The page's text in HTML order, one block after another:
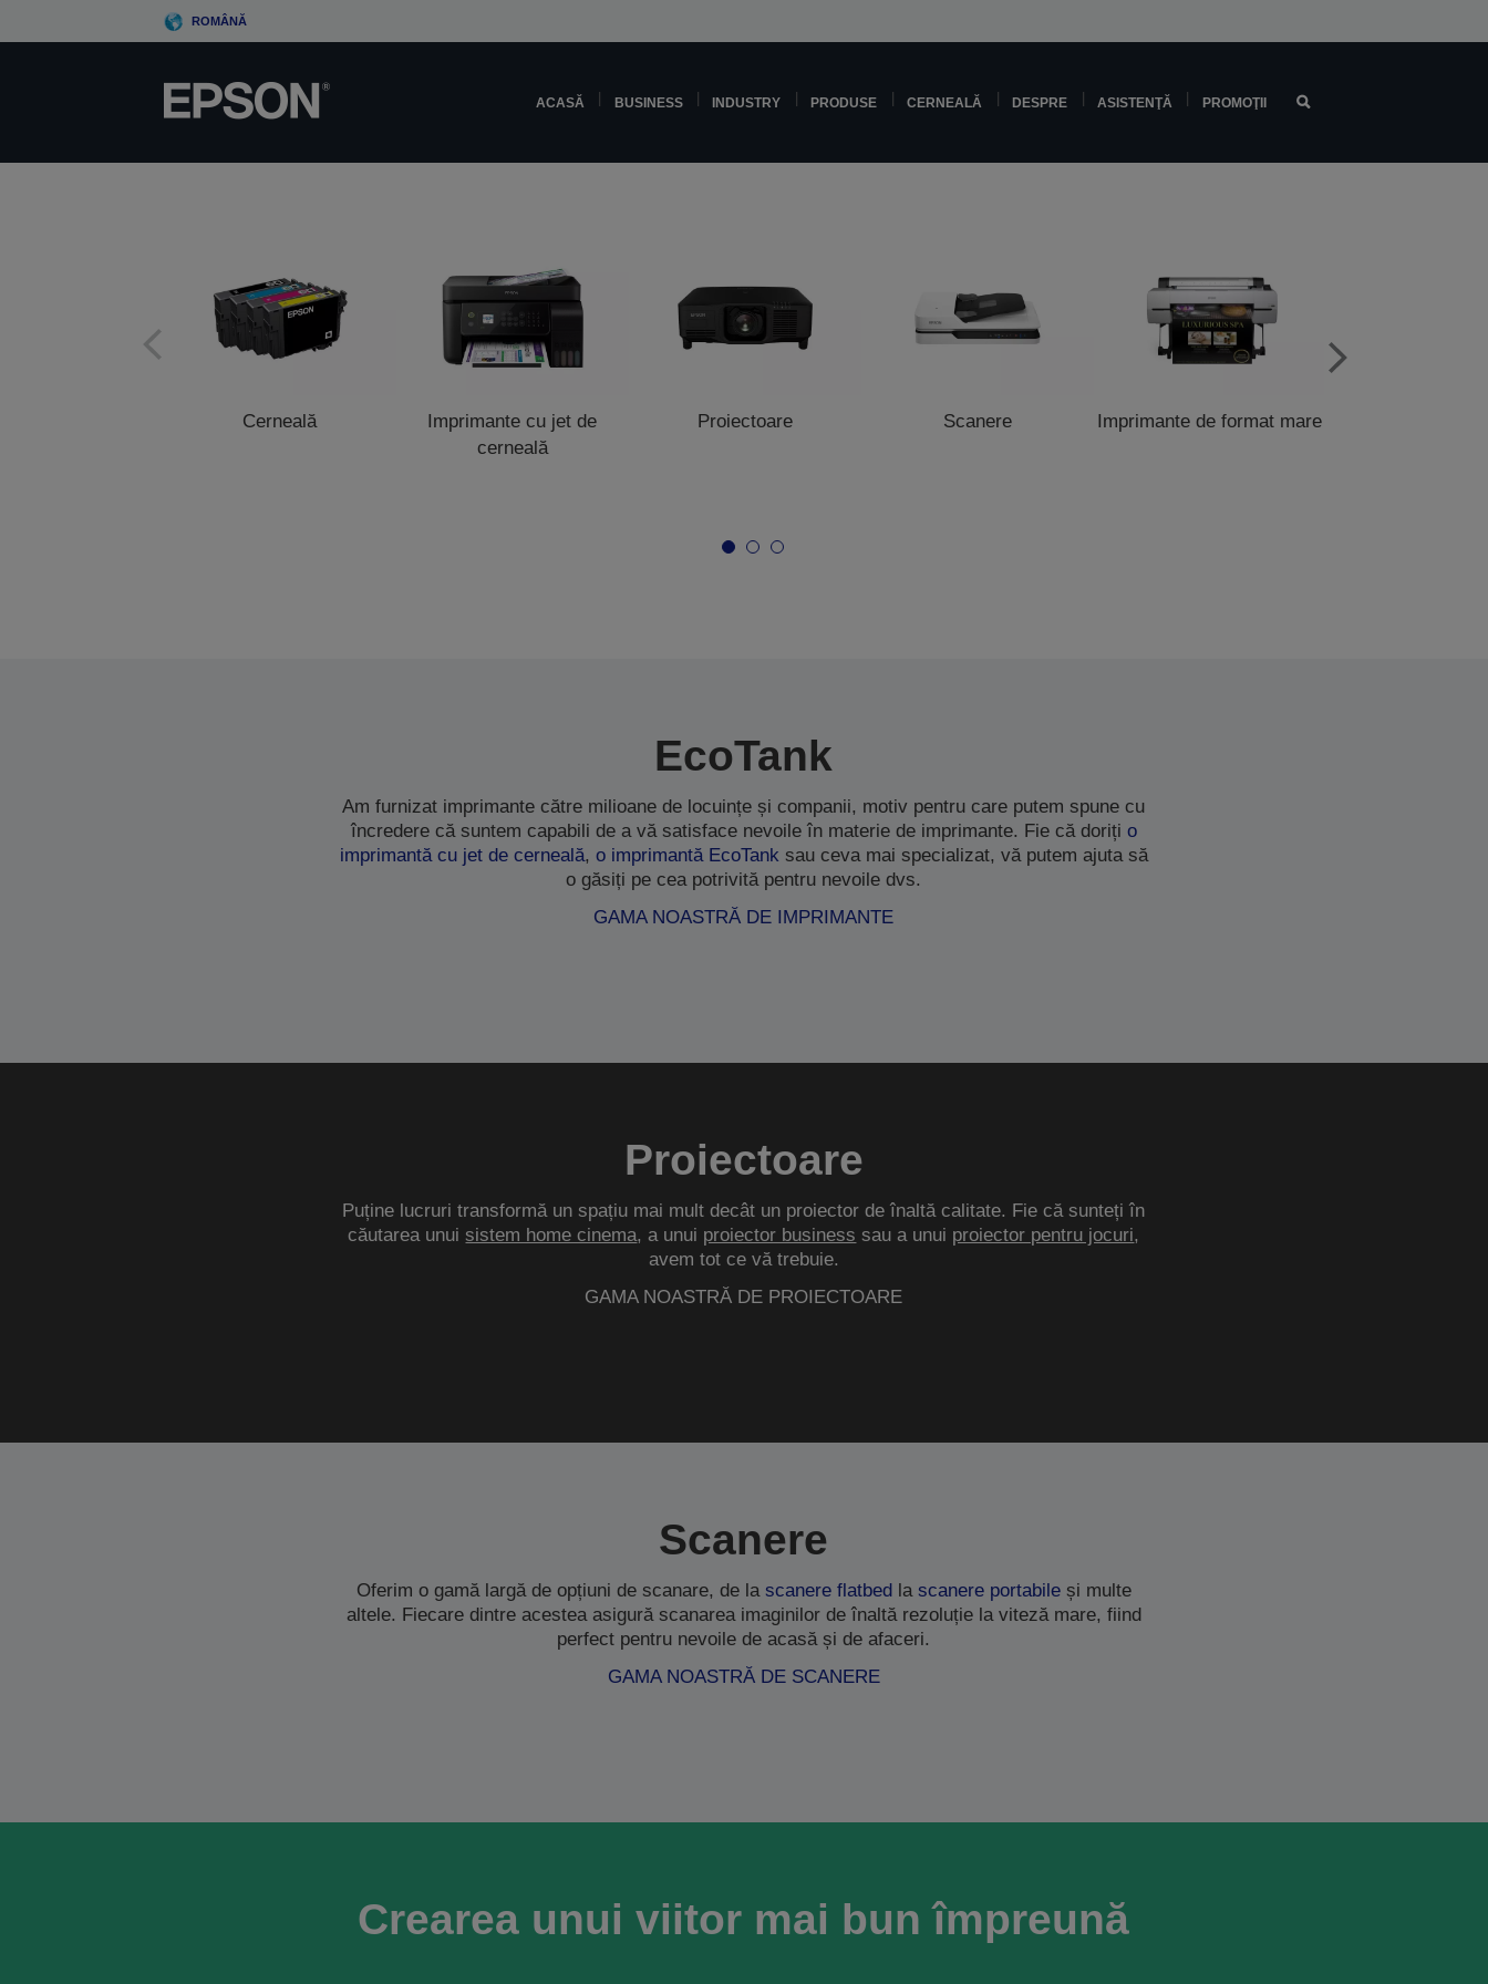
to
ROMÂNĂ
ACASĂ BUSINESS INDUSTRY PRODUSE CERNEALĂ DESPRE ASISTENŢĂ PROMOŢII
Cerneală
Imprimante cu jet de
cerneală
Proiectoare Scanere Imprimante de format mare
EcoTank
Am furnizat imprimante către milioane de locuințe și companii, motiv pentru care putem spune cu
încredere că suntem capabili de a vă satisface nevoile în materie de imprimante. Fie că doriți o
imprimantă cu jet de cerneală, o imprimantă EcoTank sau ceva mai specializat, vă putem ajuta să
o găsiți pe cea potrivită pentru nevoile dvs.
GAMA NOASTRĂ DE IMPRIMANTE
Proiectoare
Puține lucruri transformă un spațiu mai mult decât un proiector de înaltă calitate. Fie că sunteți în
căutarea unui sistem home cinema, a unui proiector business sau a unui proiector pentru jocuri,
avem tot ce vă trebuie.
GAMA NOASTRĂ DE PROIECTOARE
Scanere
Oferim o gamă largă de opțiuni de scanare, de la scanere flatbedla scanere portabileși multe
altele. Fiecare dintre acestea asigură scanarea imaginilor de înaltă rezoluție la viteză mare, fiind
perfect pentru nevoile de acasă și de afaceri.
GAMA NOASTRĂ DE SCANERE
Crearea unui viitor mai bun împreună